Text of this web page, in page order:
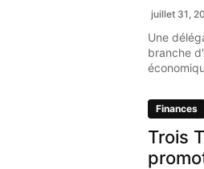
juillet 31,
Une
branche
Finances
Trois